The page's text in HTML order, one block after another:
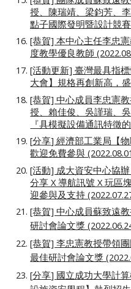
授、陳瑞靖、梁鈞芳、
點子國際發明暨設計競
[恭賀] 本中心主任李忠
度教學優良教師
[活動更新] 臺灣最具指標
大會】規格再創新高，
[恭賀] 中心成員李忠憲
授、賴佳俊、吳謹瑞、
『具模擬設備通訊特徵
[分享] 經濟部工業局【
歡迎免費參與
[活動] 成大資安中心協
分享 X 導航訊號 X 玩區
迎參與及支持 (2022.07.
[恭賀] 中心成員蘇致遠教
研討會論文獎
[恭賀] 李忠憲教授帶領
最佳研討會論文獎
[分享] 國立成功大學計